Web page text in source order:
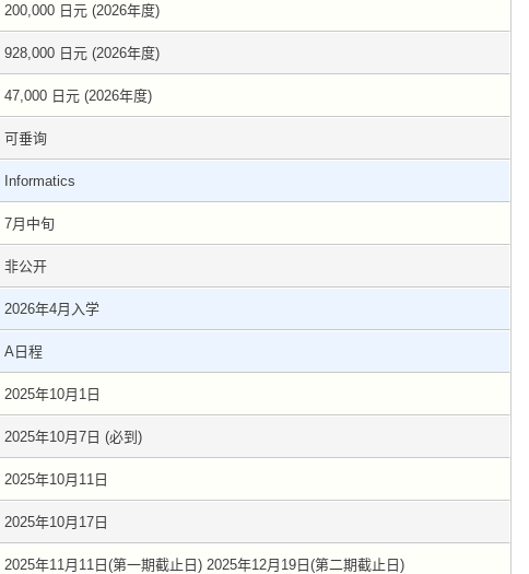
200,000 日元 (2026年度)
928,000 日元 (2026年度)
47,000 日元 (2026年度)
可垂询
Informatics
7月中旬
非公开
2026年4月入学
A日程
2025年10月1日
2025年10月7日 (必到)
2025年10月11日
2025年10月17日
2025年11月11日(第一期截止日) 2025年12月19日(第二期截止日)